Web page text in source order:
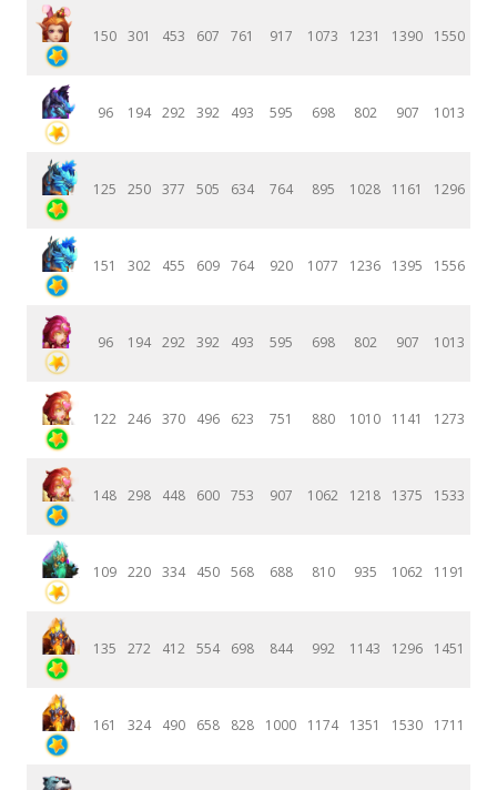
150 301 453 607 761 917 1073 1231 1390 1550
96 194 292 392 493 595 698 802 907 1013
125 250 377 505 634 764 895 1028 1161 1296
151 302 455 609 764 920 1077 1236 1395 1556
96 194 292 392 493 595 698 802 907 1013
122 246 370 496 623 751 880 1010 1141 1273
148 298 448 600 753 907 1062 1218 1375 1533
109 220 334 450 568 688 810 935 1062 1191
135 272 412 554 698 844 992 1143 1296 1451
161 324 490 658 828 1000 1174 1351 1530 1711